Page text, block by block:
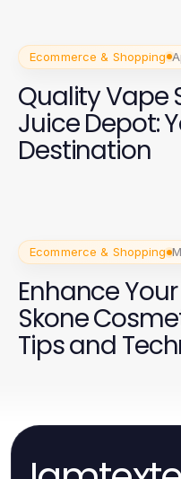
Ecommerce & Shopping
Quality Vape
Juice Depot:
Destination
Ecommerce & Shopping
Enhance
Skone
Tips and